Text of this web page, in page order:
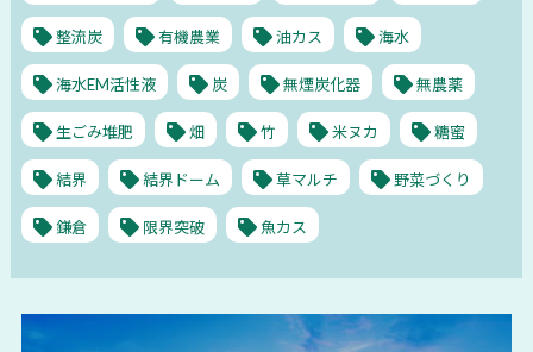
整流炭 有機農業 油カス 海水
海水EM活性液 炭 無煙炭化器 無農薬
生ごみ堆肥 畑 竹 米ヌカ 糖蜜
結界 結界ドーム 草マルチ 野菜づくり
鎌倉 限界突破 魚カス